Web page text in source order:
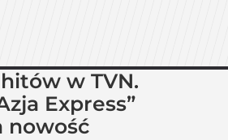
w TVN.
Express”
nowość